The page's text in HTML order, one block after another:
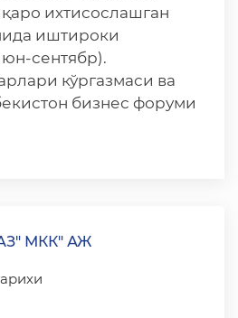
ихтисослашган
иштироки
сентябр).
кўргазмаси ва
бизнес форуми
МКК" АЖ